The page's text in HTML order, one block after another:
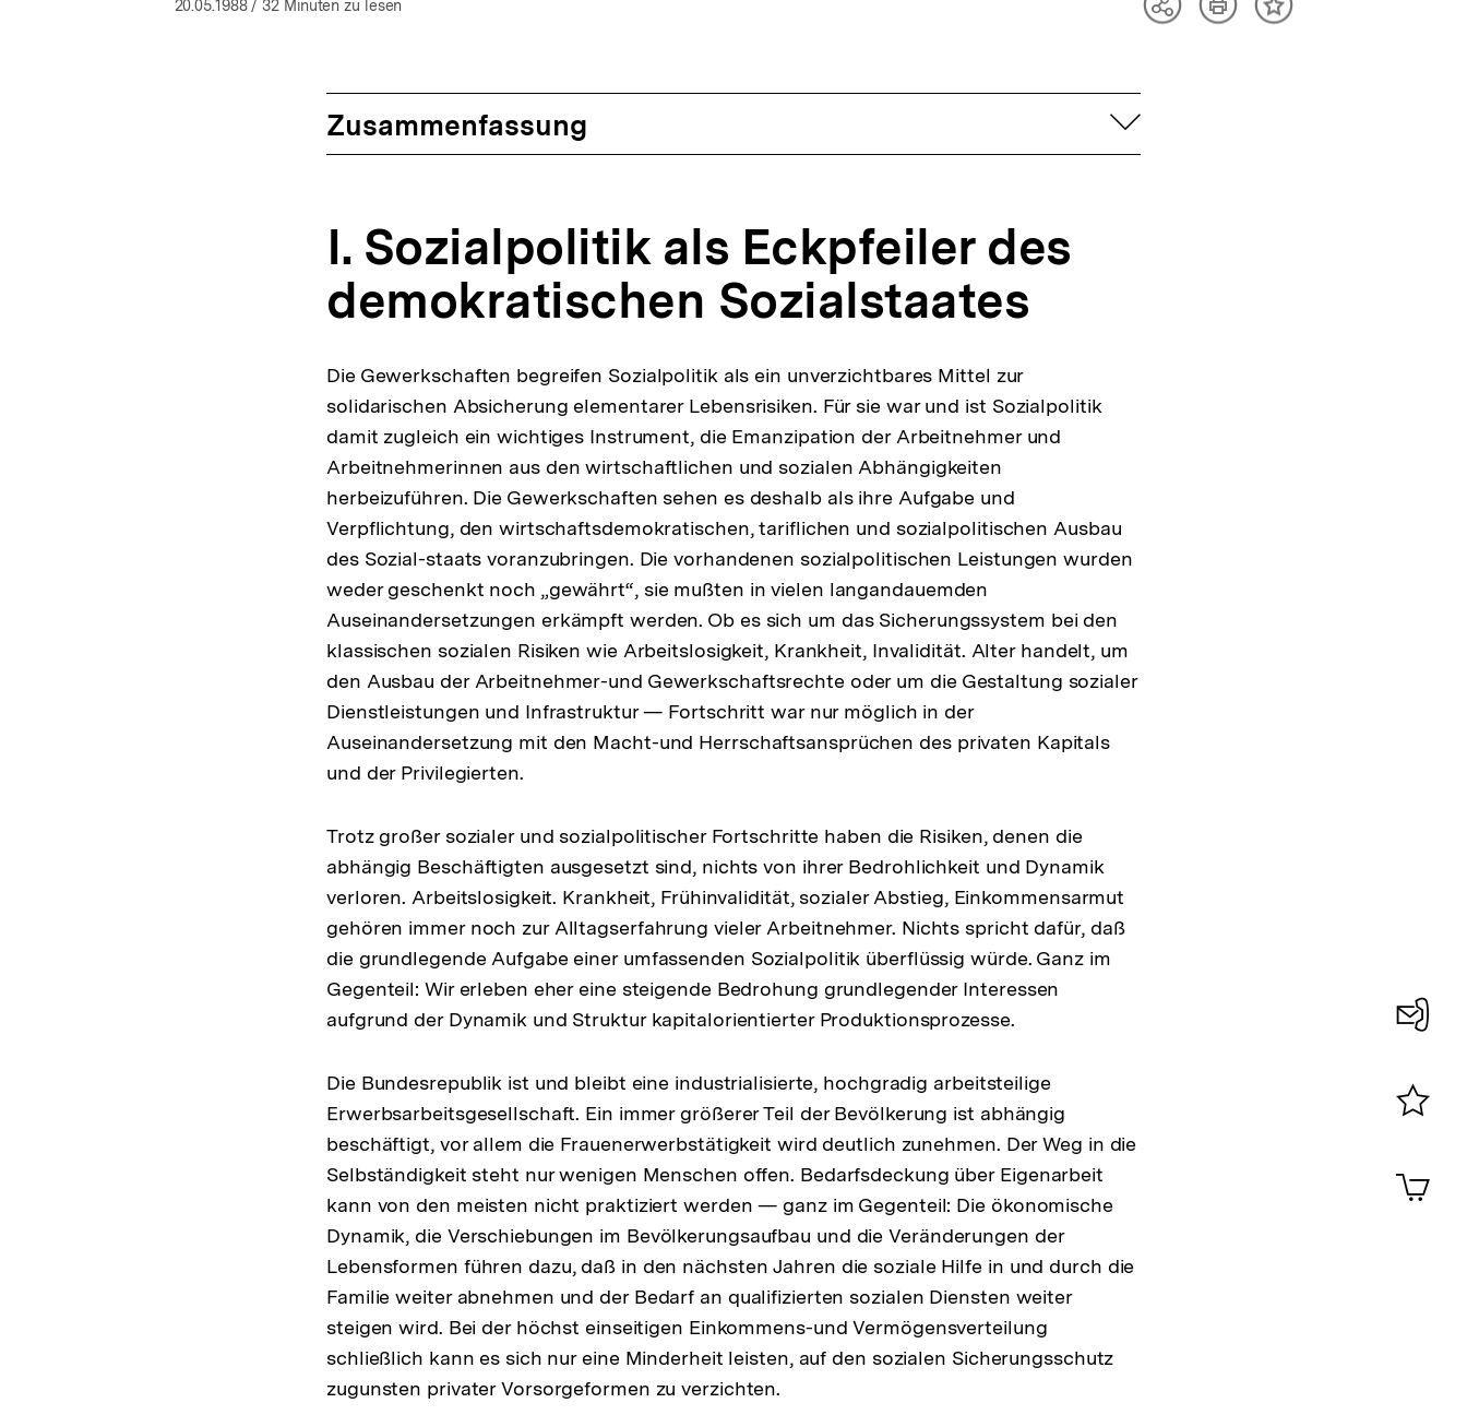
öffnen
20.05.1988/ 32 Minuten zu lesen
TeilenArtikelInhalt
Zusammenfassung aufklappen
I. Sozialpolitik als Eckpfeiler des
demokratischen Sozialstaates
Die Gewerkschaften begreifen Sozialpolitik als ein unverzichtbares Mittel zur
solidarischen Absicherung elementarer Lebensrisiken. Für sie war und ist Sozialpolitik
damit zugleich ein wichtiges Instrument, die Emanzipation der Arbeitnehmer und
Arbeitnehmerinnen aus den wirtschaftlichen und sozialen Abhängigkeiten
herbeizuführen. Die Gewerkschaften sehen es deshalb als ihre Aufgabe und
Verpflichtung, den wirtschaftsdemokratischen, tariflichen und sozialpolitischen Ausbau
des Sozial-staats voranzubringen. Die vorhandenen sozialpolitischen Leistungen wurden
weder geschenkt noch „gewährt“, sie mußten in vielen langandauemden
Auseinandersetzungen erkämpft werden. Ob es sich um das Sicherungssystem bei den
klassischen sozialen Risiken wie Arbeitslosigkeit, Krankheit, Invalidität. Alter handelt, um
den Ausbau der Arbeitnehmer-und Gewerkschaftsrechte oder um die Gestaltung sozialer
Dienstleistungen und Infrastruktur — Fortschritt war nur möglich in der
Auseinandersetzung mit den Macht-und Herrschaftsansprüchen des privaten Kapitals
und der Privilegierten.
Trotz großer sozialer und sozialpolitischer Fortschritte haben die Risiken, denen die
abhängig Beschäftigten ausgesetzt sind, nichts von ihrer Bedrohlichkeit und Dynamik
verloren. Arbeitslosigkeit. Krankheit, Frühinvalidität, sozialer Abstieg, Einkommensarmut
gehören immer noch zur Alltagserfahrung vieler Arbeitnehmer. Nichts spricht dafür, daß
die grundlegende Aufgabe einer umfassenden Sozialpolitik überflüssig würde. Ganz im
Gegenteil: Wir erleben eher eine steigende Bedrohung grundlegender Interessen
aufgrund der Dynamik und Struktur kapitalorientierter Produktionsprozesse.
Die Bundesrepublik ist und bleibt eine industrialisierte, hochgradig arbeitsteilige
Erwerbsarbeitsgesellschaft. Ein immer größerer Teil der Bevölkerung ist abhängig
beschäftigt, vor allem die Frauenerwerbstätigkeit wird deutlich zunehmen. Der Weg in die
Selbständigkeit steht nur wenigen Menschen offen. Bedarfsdeckung über Eigenarbeit
kann von den meisten nicht praktiziert werden — ganz im Gegenteil: Die ökonomische
Dynamik, die Verschiebungen im Bevölkerungsaufbau und die Veränderungen der
Lebensformen führen dazu, daß in den nächsten Jahren die soziale Hilfe in und durch die
Familie weiter abnehmen und der Bedarf an qualifizierten sozialen Diensten weiter
steigen wird. Bei der höchst einseitigen Einkommens-und Vermögensverteilung
schließlich kann es sich nur eine Minderheit leisten, auf den sozialen Sicherungsschutz
zugunsten privater Vorsorgeformen zu verzichten.